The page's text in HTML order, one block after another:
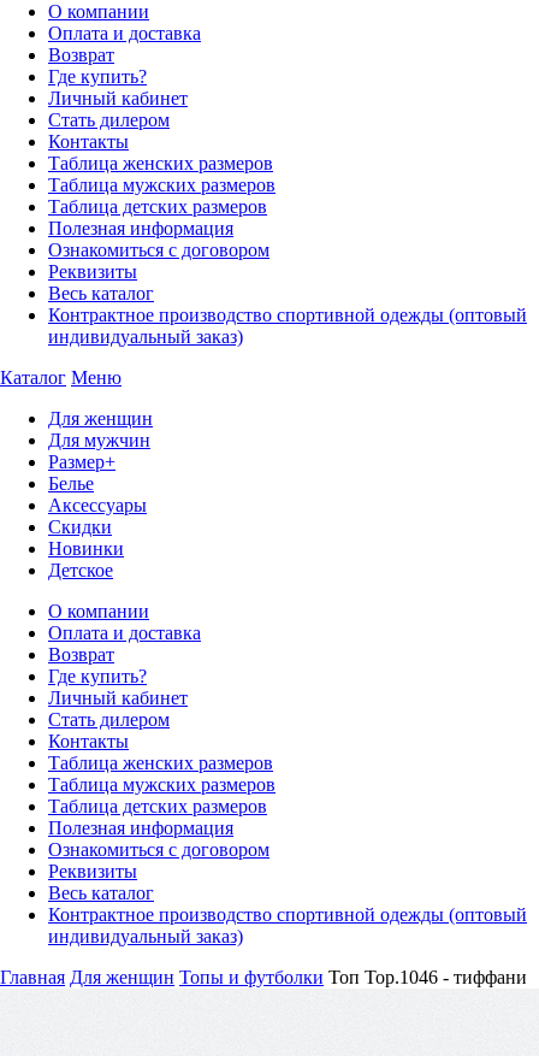
О компании
Оплата и доставка
Возврат
Где купить?
Личный кабинет
Стать дилером
Контакты
Таблица женских размеров
Таблица мужских размеров
Таблица детских размеров
Полезная информация
Ознакомиться с договором
Реквизиты
Весь каталог
Контрактное производство спортивной одежды (оптовый
индивидуальный заказ)
Каталог Меню
Для женщин
Для мужчин
Размер+
Белье
Аксессуары
Скидки
Новинки
Детское
О компании
Оплата и доставка
Возврат
Где купить?
Личный кабинет
Стать дилером
Контакты
Таблица женских размеров
Таблица мужских размеров
Таблица детских размеров
Полезная информация
Ознакомиться с договором
Реквизиты
Весь каталог
Контрактное производство спортивной одежды (оптовый
индивидуальный заказ)
Главная Для женщин Топы и футболки Топ Top.1046 - тиффани